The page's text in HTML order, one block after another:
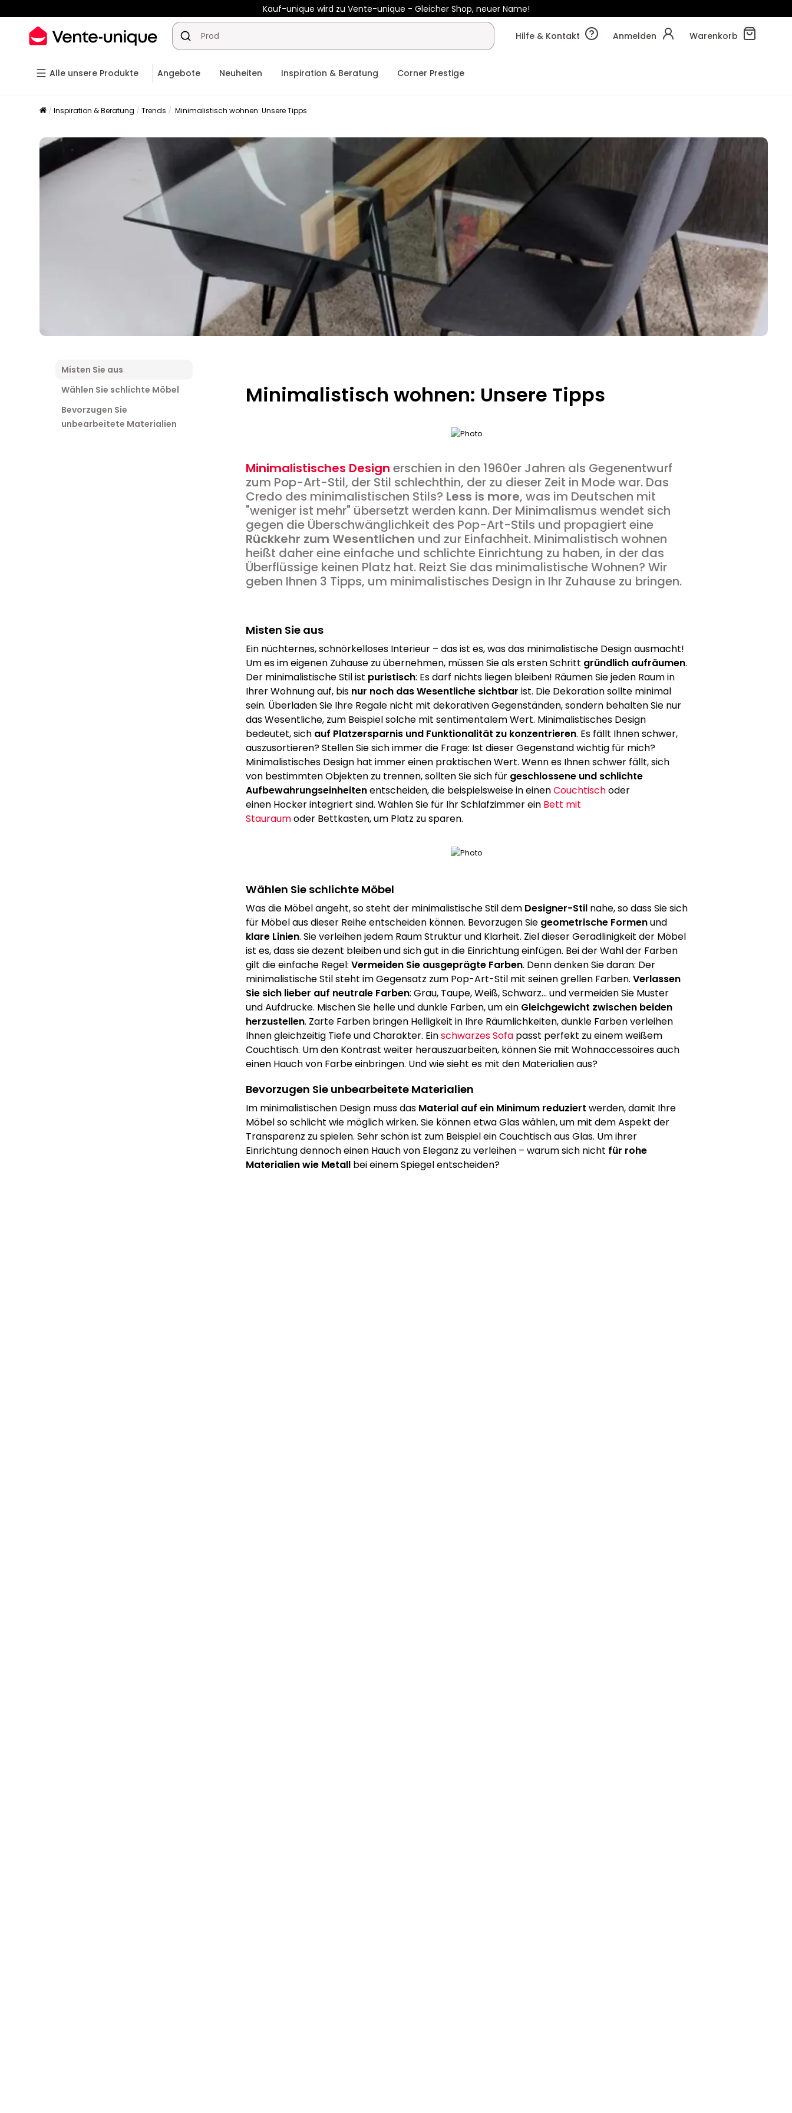
Kauf-unique wird zu Vente-unique - Gleicher Shop, neuer Name!
-10% ab 400€ mitHEAT10auf Vente-unique-Produkte Noch:02t
Hilfe & Kontakt
Anmelden Warenkorb
Alle unsere Produkte Angebote Neuheiten Inspiration & Beratung Corner Prestige
Inspiration & Beratung Trends Minimalistisch wohnen: Unsere Tipps
Misten Sie aus
Wählen Sie schlichte Möbel
Bevorzugen Sie
unbearbeitete Materialien
Minimalistisch wohnen: Unsere Tipps
Minimalistisches Design erschien in den 1960er Jahren als Gegenentwurf
zum Pop-Art-Stil, der Stil schlechthin, der zu dieser Zeit in Mode war. Das
Credo des minimalistischen Stils? Less is more, was im Deutschen mit
"weniger ist mehr" übersetzt werden kann. Der Minimalismus wendet sich
gegen die Überschwänglichkeit des Pop-Art-Stils und propagiert eine
Rückkehr zum Wesentlichen und zur Einfachheit. Minimalistisch wohnen
heißt daher eine einfache und schlichte Einrichtung zu haben, in der das
Überflüssige keinen Platz hat. Reizt Sie das minimalistische Wohnen? Wir
geben Ihnen 3 Tipps, um minimalistisches Design in Ihr Zuhause zu bringen.
Misten Sie aus
Ein nüchternes, schnörkelloses Interieur – das ist es, was das minimalistische Design ausmacht!
Um es im eigenen Zuhause zu übernehmen, müssen Sie als ersten Schritt gründlich aufräumen.
Der minimalistische Stil ist puristisch: Es darf nichts liegen bleiben! Räumen Sie jeden Raum in
Ihrer Wohnung auf, bis nur noch das Wesentliche sichtbar ist. Die Dekoration sollte minimal
sein. Überladen Sie Ihre Regale nicht mit dekorativen Gegenständen, sondern behalten Sie nur
das Wesentliche, zum Beispiel solche mit sentimentalem Wert. Minimalistisches Design
bedeutet, sich auf Platzersparnis und Funktionalität zu konzentrieren. Es fällt Ihnen schwer,
auszusortieren? Stellen Sie sich immer die Frage: Ist dieser Gegenstand wichtig für mich?
Minimalistisches Design hat immer einen praktischen Wert. Wenn es Ihnen schwer fällt, sich
von bestimmten Objekten zu trennen, sollten Sie sich für geschlossene und schlichte
Aufbewahrungseinheitenentscheiden, die beispielsweise in einenCouchtischoder
einen Hocker integriert sind. Wählen Sie für Ihr Schlafzimmer ein Bett mit
Stauraumoder Bettkasten, um Platz zu sparen.
Wählen Sie schlichte Möbel
Was die Möbel angeht, so steht der minimalistische Stil dem Designer-Stil nahe, so dass Sie sich
für Möbel aus dieser Reihe entscheiden können. Bevorzugen Sie geometrische Formenund
klare Linien. Sie verleihen jedem Raum Struktur und Klarheit. Ziel dieser Geradlinigkeit der Möbel
ist es, dass sie dezent bleiben und sich gut in die Einrichtung einfügen. Bei der Wahl der Farben
gilt die einfache Regel: Vermeiden Sie ausgeprägte Farben. Denn denken Sie daran: Der
minimalistische Stil steht im Gegensatz zum Pop-Art-Stil mit seinen grellen Farben. Verlassen
Sie sich lieber auf neutrale Farben: Grau, Taupe, Weiß, Schwarz... und vermeiden Sie Muster
und Aufdrucke. Mischen Sie helle und dunkle Farben, um ein Gleichgewicht zwischen beiden
herzustellen. Zarte Farben bringen Helligkeit in Ihre Räumlichkeiten, dunkle Farben verleihen
Ihnen gleichzeitig Tiefe und Charakter. Einschwarzes Sofa passt perfekt zu einem weißem
Couchtisch. Um den Kontrast weiter herauszuarbeiten, können Sie mit Wohnaccessoires auch
einen Hauch von Farbe einbringen. Und wie sieht es mit den Materialien aus?
Bevorzugen Sie unbearbeitete Materialien
Im minimalistischen Design muss das Material auf ein Minimum reduziert werden, damit Ihre
Möbel so schlicht wie möglich wirken. Sie können etwa Glas wählen, um mit dem Aspekt der
Transparenz zu spielen. Sehr schön ist zum Beispiel ein Couchtisch aus Glas. Um ihrer
Einrichtung dennoch einen Hauch von Eleganz zu verleihen – warum sich nicht für rohe
Materialien wie Metall bei einem Spiegel entscheiden?